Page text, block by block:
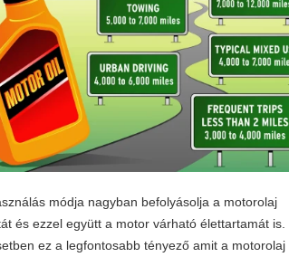
módja nagyban befolyásolja a motorolaj
és ezzel együtt a motor várható élettartamát is.
ez a legfontosabb tényező amit a motorolaj